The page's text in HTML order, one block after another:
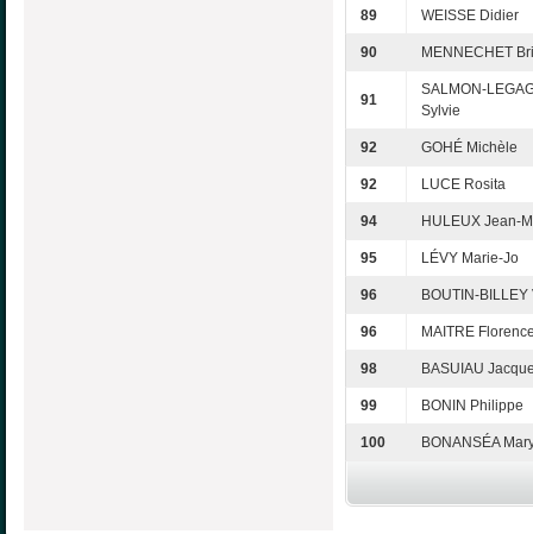
89 WEISSE Didier
90 MENNECHET
91
SALMON-
Sylvie
92 GOHÉ Michèle
92 LUCE Rosita
94 HULEUX Jean-
95 LÉVY Marie-Jo
96 BOUTIN-
96 MAITRE
98 BASUIAU
99 BONIN Philippe
100 BONANSÉA